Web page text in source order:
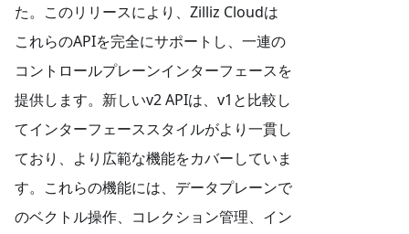
た。このリリースにより、Zilliz Cloudは
これらのAPIを完全にサポートし、一連の
コントロールプレーンインターフェースを
提供します。新しいv2 APIは、v1と比較し
てインターフェーススタイルがより一貫し
ており、より広範な機能をカバーしていま
す。これらの機能には、データプレーンで
のベクトル操作、コレクション管理、イン